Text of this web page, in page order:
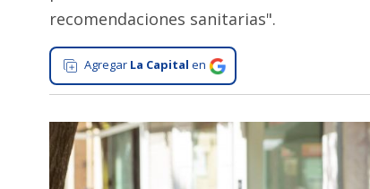
Tecnología
Gastronomía
Salud
Interés
General
recomendaciones sanitarias".
Agregar La Capital en